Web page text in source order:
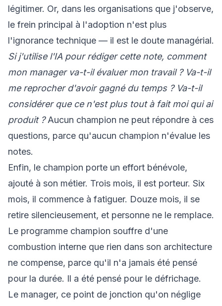
légitimer. Or, dans les organisations que j'observe,
le frein principal à l'adoption n'est plus
l'ignorance technique — il est le doute managérial.
Si j'utilise l'IA pour rédiger cette note, comment
mon manager va-t-il évaluer mon travail ? Va-t-il
me reprocher d'avoir gagné du temps ? Va-t-il
considérer que ce n'est plus tout à fait moi qui ai
produit ?Aucun champion ne peut répondre à ces
questions, parce qu'aucun champion n'évalue les
notes.
Enfin, le champion porte un effort bénévole,
ajouté à son métier. Trois mois, il est porteur. Six
mois, il commence à fatiguer. Douze mois, il se
retire silencieusement, et personne ne le remplace.
Le programme champion souffre d'une
combustion interne que rien dans son architecture
ne compense, parce qu'il n'a jamais été pensé
pour la durée. Il a été pensé pour le défrichage.
Le manager, ce point de jonction qu'on néglige